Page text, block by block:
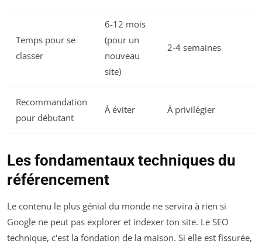
Temps pour se
classer
6-12 mois
(pour un
nouveau
site)
2-4 semaines
Recommandation
pour débutant
À éviter À privilégier
Les fondamentaux techniques du
référencement
Le contenu le plus génial du monde ne servira à rien si
Google ne peut pas explorer et indexer ton site. Le SEO
technique, c'est la fondation de la maison. Si elle est fissurée,